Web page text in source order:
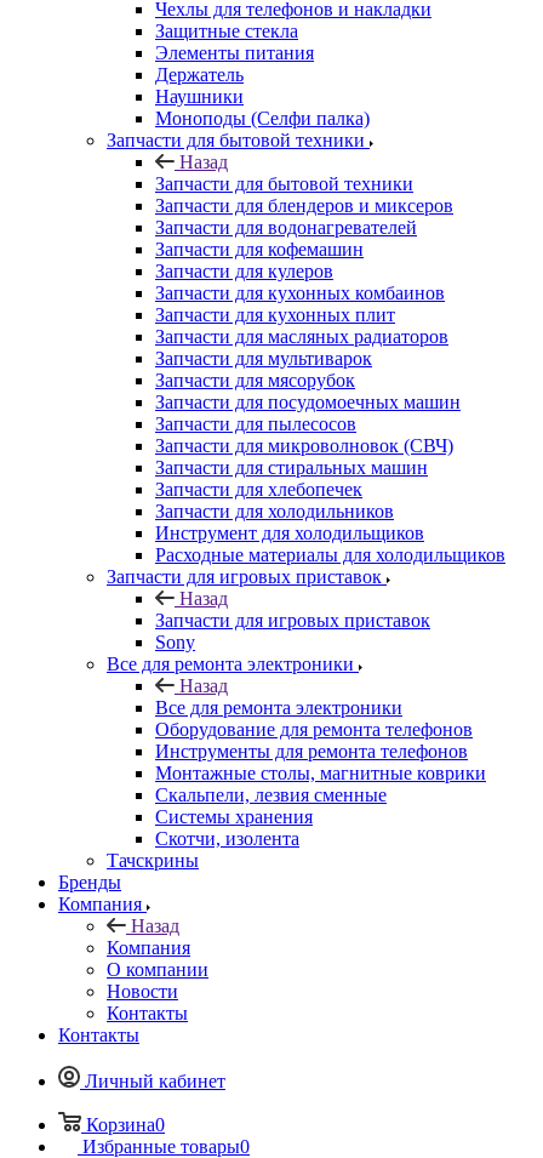
Чехлы для телефонов и накладки
Защитные стекла
Элементы питания
Держатель
Наушники
Моноподы (Селфи палка)
Запчасти для бытовой техники
Назад
Запчасти для бытовой техники
Запчасти для блендеров и миксеров
Запчасти для водонагревателей
Запчасти для кофемашин
Запчасти для кулеров
Запчасти для кухонных комбаинов
Запчасти для кухонных плит
Запчасти для масляных радиаторов
Запчасти для мультиварок
Запчасти для мясорубок
Запчасти для посудомоечных машин
Запчасти для пылесосов
Запчасти для микроволновок (СВЧ)
Запчасти для стиральных машин
Запчасти для хлебопечек
Запчасти для холодильников
Инструмент для холодильщиков
Расходные материалы для холодильщиков
Запчасти для игровых приставок
Назад
Запчасти для игровых приставок
Sony
Все для ремонта электроники
Назад
Все для ремонта электроники
Оборудование для ремонта телефонов
Инструменты для ремонта телефонов
Монтажные столы, магнитные коврики
Скальпели, лезвия сменные
Системы хранения
Скотчи, изолента
Тачскрины
Бренды
Компания
Назад
Компания
О компании
Новости
Контакты
Контакты
Личный кабинет
Корзина0
Избранные товары0